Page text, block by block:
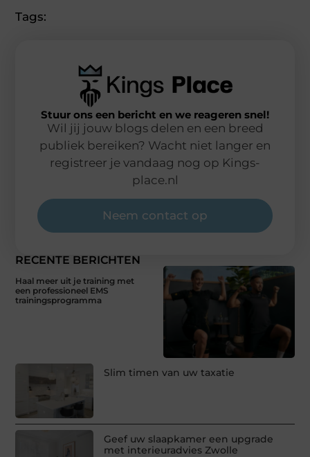
Tags:
RECENTE BERICHTEN
Haal meer uit je training met
een professioneel EMS
trainingsprogramma
Slim timen van uw taxatie
Geef uw slaapkamer een upgrade
met interieuradvies Zwolle
Stuur ons een bericht en we reageren snel!
Wil jij jouw blogs delen en een breed
publiek bereiken? Wacht niet langer en
registreer je vandaag nog op Kings-
place.nl
Neem contact op